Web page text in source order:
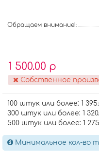
Обращаем внимание!:
1 500.00 р
Собственное
100 штук или более: 1
300 штук или более: 1
500 штук или более: 1
Минимальное кол-во